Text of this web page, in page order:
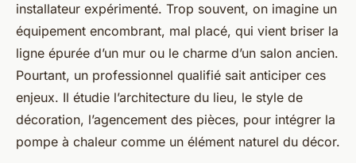
installateur expérimenté. Trop souvent, on imagine un
équipement encombrant, mal placé, qui vient briser la
ligne épurée d’un mur ou le charme d’un salon ancien.
Pourtant, un professionnel qualifié sait anticiper ces
enjeux. Il étudie l’architecture du lieu, le style de
décoration, l’agencement des pièces, pour intégrer la
pompe à chaleur comme un élément naturel du décor.